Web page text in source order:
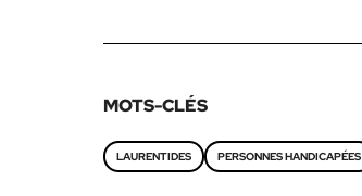
MOTS-CLÉS
LAURENTIDES PERSONNES HANDICAPÉES